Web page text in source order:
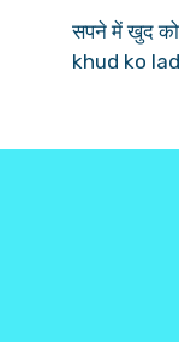
सपने में खुद
khud ko